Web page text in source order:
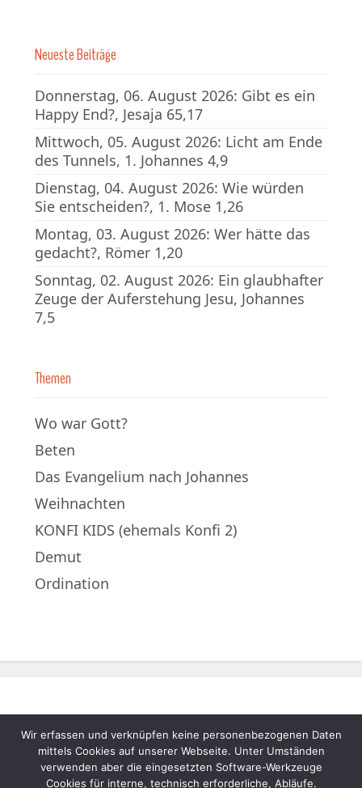
Neueste Beiträge
Donnerstag, 06. August 2026: Gibt es ein
Happy End?, Jesaja 65,17
Mittwoch, 05. August 2026: Licht am Ende
des Tunnels, 1. Johannes 4,9
Dienstag, 04. August 2026: Wie würden
Sie entscheiden?, 1. Mose 1,26
Montag, 03. August 2026: Wer hätte das
gedacht?, Römer 1,20
Sonntag, 02. August 2026: Ein glaubhafter
Zeuge der Auferstehung Jesu, Johannes
7,5
Themen
Wo war Gott?
Beten
Das Evangelium nach Johannes
Weihnachten
KONFI KIDS (ehemals Konfi 2)
Demut
Ordination
© 2022 – Evangelische Muttergemeinde
A.B. Neukematen |Impressum|
Wir erfassen und verknüpfen keine personenbezogenen Daten
mittels Cookies auf unserer Webseite. Unter Umständen
verwenden aber die eingesetzten Software-Werkzeuge
Cookies für interne, technisch erforderliche, Abläufe.